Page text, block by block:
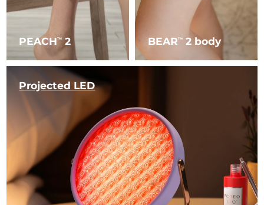
PEACHTM 2 BEARTM 2 body
Projected LED